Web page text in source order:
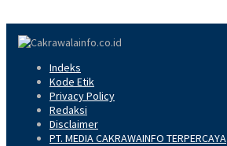
Indeks
Kode Etik
Privacy Policy
Redaksi
Disclaimer
PT. MEDIA CAKRAWAINFO TERPERCAYA